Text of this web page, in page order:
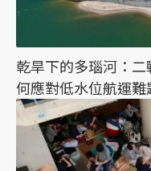
乾旱下的多瑙河：
何應對低水位航運難